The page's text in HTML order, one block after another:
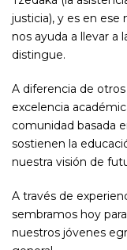
justicia), y es en ese
nos ayuda a llevar a
distingue.
A diferencia de
excelencia
comunidad basada
sostienen la
nuestra visión de
A través de
sembramos hoy
nuestros jóvenes